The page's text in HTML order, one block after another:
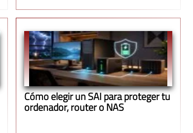
Cómo elegir un SAI para proteger tu
ordenador, router o NAS